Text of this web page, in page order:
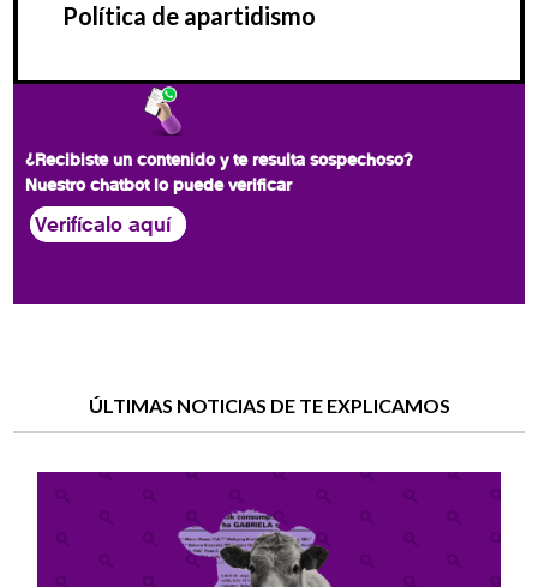
Política de apartidismo
¿Recibiste un contenido y te resulta sospechoso?
Nuestro chatbot lo puede verificar
Verifícalo aquí
ÚLTIMAS NOTICIAS DE TE EXPLICAMOS